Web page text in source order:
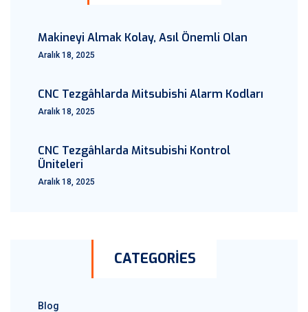
Makineyi Almak Kolay, Asıl Önemli Olan
Aralık 18, 2025
CNC Tezgâhlarda Mitsubishi Alarm Kodları
Aralık 18, 2025
CNC Tezgâhlarda Mitsubishi Kontrol
Üniteleri
Aralık 18, 2025
CATEGORIES
Blog